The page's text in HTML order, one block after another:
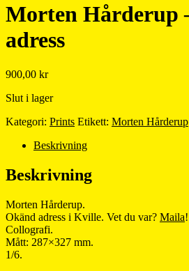
Morten Hårderup
adress
900,00 kr
Slut i lager
Kategori: Prints Etikett: Morten Hårderup
Beskrivning
Beskrivning
Morten Hårderup.
Okänd adress i Kville. Vet du var? Maila!
Collografi.
Mått: 287×327 mm.
1/6.